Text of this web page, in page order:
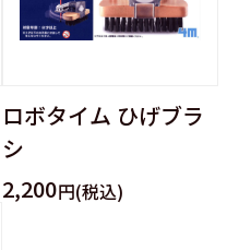
ロボタイム ひげブラ
シ
2,200円(税込)